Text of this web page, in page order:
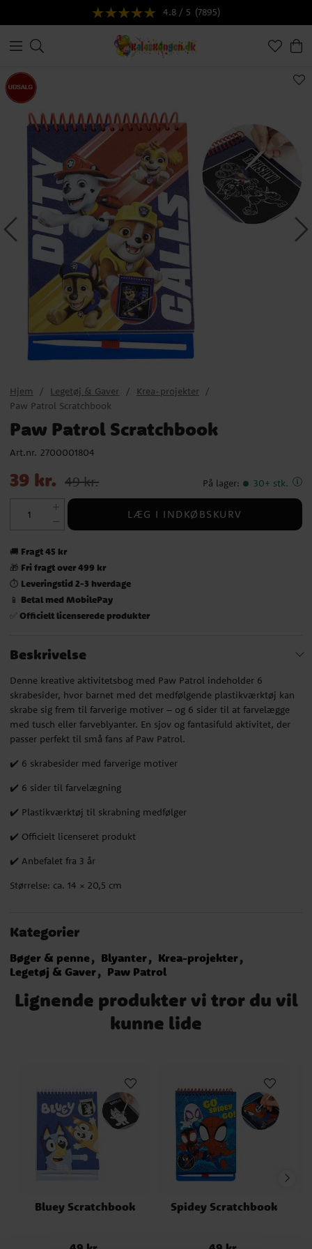
4.8 / 5 (7895)
Hjem Legetøj & Gaver
Krea-projekter
Paw Patrol Scratchbook
Paw Patrol Scratchbook
Art.nr. 2700001804
Nupris
39 kr. 49 kr. På lager: 30+ stk.
LÆG I INDKØBSKURV
🚚 Fragt 45 kr
🎁 Fri fragt over 499 kr
⏱️ Leveringstid 2-3 hverdage
📱 Betal med MobilePay
✅ Officielt licenserede produkter
Beskrivelse
Denne kreative aktivitetsbog med Paw Patrol indeholder 6
skrabesider, hvor barnet med det medfølgende plastikværktøj kan
skrabe sig frem til farverige motiver – og 6 sider til at farvelægge
med tusch eller farveblyanter. En sjov og fantasifuld aktivitet, der
passer perfekt til små fans af Paw Patrol.
✔️ 6 skrabesider med farverige motiver
✔️ 6 sider til farvelægning
✔️ Plastikværktøj til skrabning medfølger
✔️ Officielt licenseret produkt
✔️ Anbefalet fra 3 år
Størrelse: ca. 14 × 20,5 cm
Kategorier
Bøger & penne Blyanter
Krea-projekter
Legetøj & Gaver
Paw Patrol
Lignende produkter vi tror du vil
kunne lide
Bluey Scratchbook Spidey Scratchbook